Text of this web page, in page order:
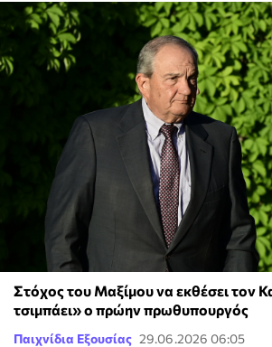
Στόχος του Μαξίμου να εκθέσει τον
τσιμπάει» ο πρώην πρωθυπουργός
Παιχνίδια Εξουσίας 29.06.2026 06:05